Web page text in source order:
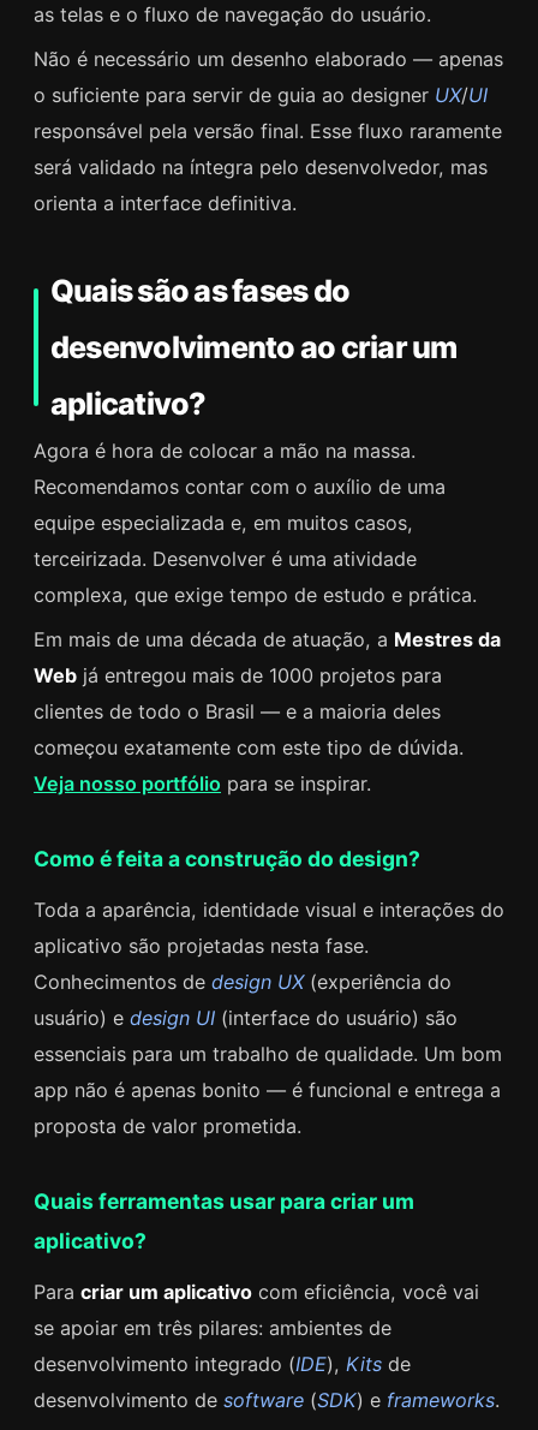
as telas e o fluxo de navegação do usuário.
Não é necessário um desenho elaborado — apenas
o suficiente para servir de guia ao designer UX/UI
responsável pela versão final. Esse fluxo raramente
será validado na íntegra pelo desenvolvedor, mas
orienta a interface definitiva.
Quais são as fases do
desenvolvimento ao criar um
aplicativo?
Agora é hora de colocar a mão na massa.
Recomendamos contar com o auxílio de uma
equipe especializada e, em muitos casos,
terceirizada. Desenvolver é uma atividade
complexa, que exige tempo de estudo e prática.
Em mais de uma década de atuação, a Mestres da
Web já entregou mais de 1000 projetos para
clientes de todo o Brasil — e a maioria deles
começou exatamente com este tipo de dúvida.
Veja nosso portfólio para se inspirar.
Como é feita a construção do design?
Toda a aparência, identidade visual e interações do
aplicativo são projetadas nesta fase.
Conhecimentos de design UX(experiência do
usuário) e design UI (interface do usuário) são
essenciais para um trabalho de qualidade. Um bom
app não é apenas bonito — é funcional e entrega a
proposta de valor prometida.
Quais ferramentas usar para criar um
aplicativo?
Para criar um aplicativo com eficiência, você vai
se apoiar em três pilares: ambientes de
desenvolvimento integrado (IDE), Kits de
desenvolvimento de software (SDK) e frameworks.